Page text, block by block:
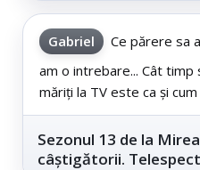
Gabriel
Ce părere sa
am o intrebare... Cât timp
măriți la TV este ca și
Sezonul 13 de la
câștigătorii.